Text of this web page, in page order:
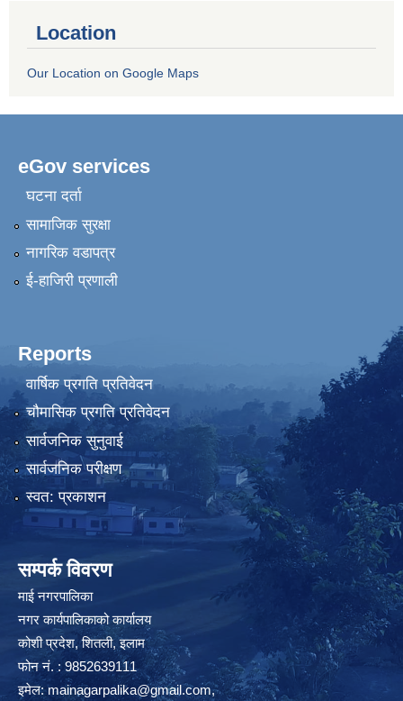
Location
Our Location on Google Maps
eGov services
घटना दर्ता
सामाजिक सुरक्षा
नागरिक वडापत्र
ई-हाजिरी प्रणाली
Reports
वार्षिक प्रगति प्रतिवेदन
चौमासिक प्रगति प्रतिवेदन
सार्वजनिक सुनुवाई
सार्वजनिक परीक्षण
स्वत: प्रकाशन
सम्पर्क विवरण
माई नगरपालिका
नगर कार्यपालिकाको कार्यालय
कोशी प्रदेश, शितली, इलाम
फोन नं. : 9852639111
इमेल:mainagarpalika@gmail.com,